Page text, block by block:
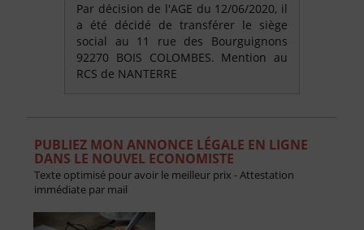
Par décision de l'AGE du 12/06/2020, il
a été décidé de transférer le siège
social au 11 rue des Bourguignons
92270 BOIS COLOMBES. Mention au
RCS de NANTERRE
PUBLIEZ MON ANNONCE LÉGALE EN LIGNE
DANS LE NOUVEL ECONOMISTE
Texte optimisé pour avoir le meilleur prix - Attestation
immédiate par mail